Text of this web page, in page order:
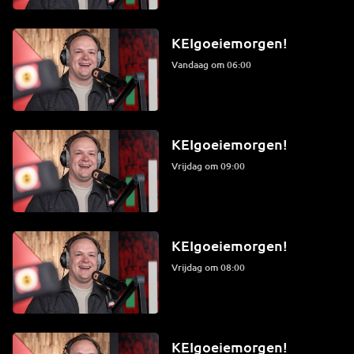
KEIgoeiemorgen!
Vandaag om 06:00
KEIgoeiemorgen!
vrijdag om 09:00
KEIgoeiemorgen!
vrijdag om 08:00
KEIgoeiemorgen!